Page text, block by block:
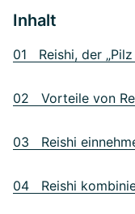
Inhalt
01 Reishi, der
02 Vorteile von
04 Reishi